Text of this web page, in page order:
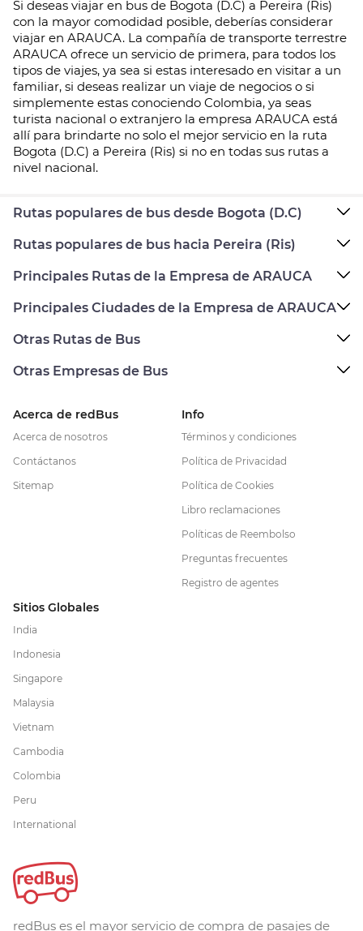
Si deseas viajar en bus de Bogota (D.C) a Pereira (Ris)
con la mayor comodidad posible, deberías considerar
viajar en ARAUCA. La compañía de transporte terrestre
ARAUCA ofrece un servicio de primera, para todos los
tipos de viajes, ya sea si estas interesado en visitar a un
familiar, si deseas realizar un viaje de negocios o si
simplemente estas conociendo Colombia, ya seas
turista nacional o extranjero la empresa ARAUCA está
allí para brindarte no solo el mejor servicio en la ruta
Bogota (D.C) a Pereira (Ris) si no en todas sus rutas a
nivel nacional.
Rutas populares de bus desde Bogota (D.C)
Rutas populares de bus hacia Pereira (Ris)
Principales Rutas de la Empresa de ARAUCA
Principales Ciudades de la Empresa de ARAUCA
Otras Rutas de Bus
Otras Empresas de Bus
Acerca de redBus
Acerca de nosotros
Contáctanos
Sitemap
Info
Términos y condiciones
Política de Privacidad
Política de Cookies
Libro reclamaciones
Políticas de Reembolso
Preguntas frecuentes
Registro de agentes
Sitios Globales
India
Indonesia
Singapore
Malaysia
Vietnam
Cambodia
Colombia
Peru
International
redBus es el mayor servicio de compra de pasajes de